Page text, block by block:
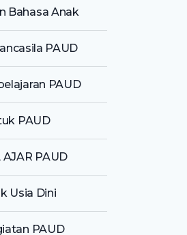
Bahasa Anak
PAUD
PAUD
PAUD
PAUD
Usia Dini
PAUD